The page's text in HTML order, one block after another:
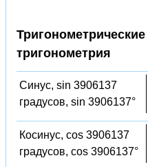
тригонометрия
Синус, sin 3906137
градусов, sin 3906137°
Косинус, cos 3906137
градусов, cos 3906137°